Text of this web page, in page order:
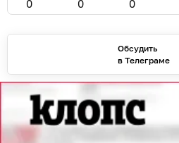
0 0 0
Обсудить
в Телеграме